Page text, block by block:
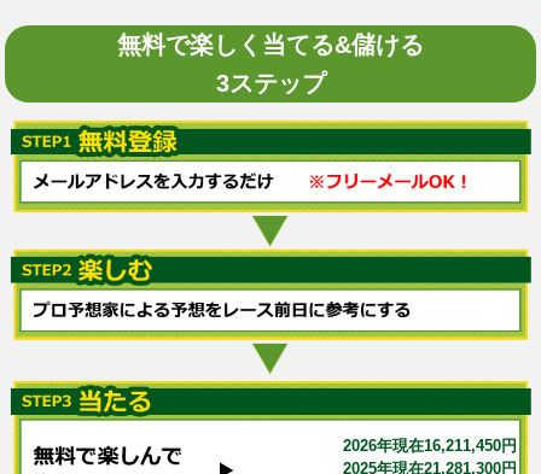
無料で楽しく当てる&儲ける
3ステップ
2026年現在16,211,450円
2025年現在21,281,300円